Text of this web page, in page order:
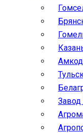
Завод